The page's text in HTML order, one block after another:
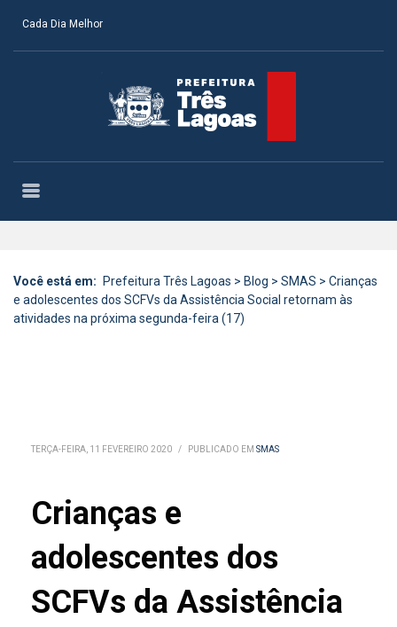
Cada Dia Melhor
Você está em: Prefeitura Três Lagoas > Blog > SMAS > Crianças
e adolescentes dos SCFVs da Assistência Social retornam às
atividades na próxima segunda-feira (17)
TERÇA-FEIRA, 11 FEVEREIRO 2020 / PUBLICADO EM SMAS
Crianças e
adolescentes dos
SCFVs da Assistência